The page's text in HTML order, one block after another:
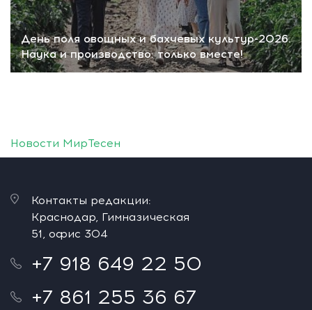
День поля овощных и бахчевых культур-2026.
Наука и производство: только вместе!
Новости МирТесен
Контакты редакции:
Краснодар, Гимназическая
51, офис 304
+7 918 649 22 50
+7 861 255 36 67